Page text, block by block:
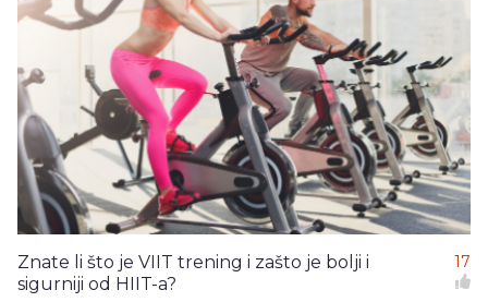
Znate li što je VIIT trening i zašto je bolji i
sigurniji od HIIT-a?
17